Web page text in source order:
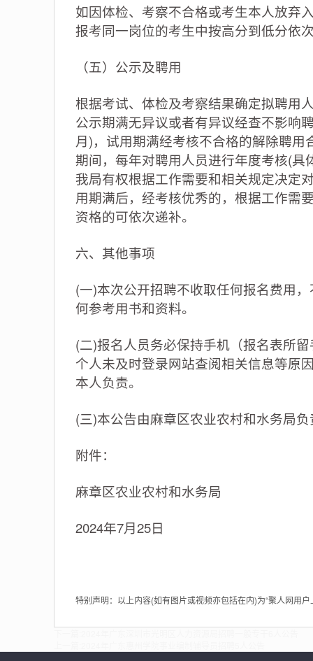
如因体检、考察不合格或考生本人放弃
报考同一岗位的考生中按高分到低分依
（五）公示及聘用
根据考试、体检及考察结果确定拟聘用
公示期满无异议或者有异议经查不影响
月)，试用期满经考核不合格的解除聘
期间，每年对聘用人员进行年度考核(
我局有权根据工作需要和相关规定决定
用期满后，经考核优秀的，根据工作需
资格的可依次递补。
六、其他事项
(一)本次公开招聘不收取任何报名费用
何参考用书和资料。
(二)报名人员务必保持手机（报名表所
个人未及时登录网站查阅相关信息等原
本人负责。
(三)本公告由麻章区农业农村和水务局
附件：
麻章区农业农村和水务局
2024年7月25日
特别声明：以上内容(如有图片或视频亦包括在内)为“聚人网用